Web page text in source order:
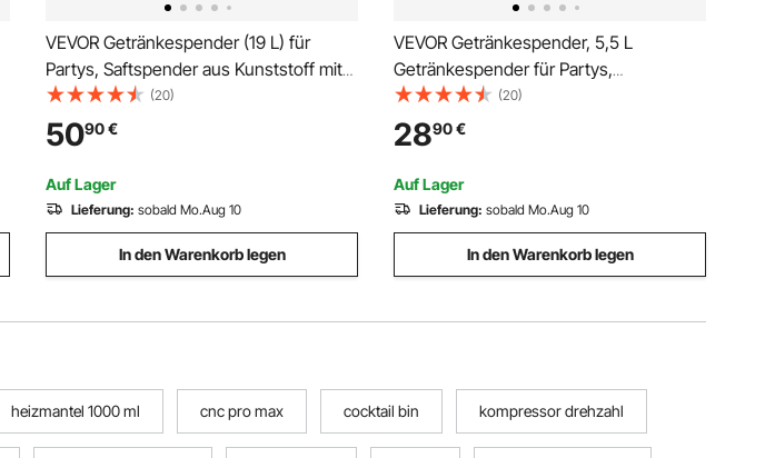
VEVOR Getränkespender (19 L) für
Partys, Saftspender aus Kunststoff mit
tropfsicherem Zapfhahn Wasserspender
für Restaurants Hotels Partys, Limonade
Eistee selbstgemachte Getränke
Spender
(20)
5090€
Auf Lager
Lieferung: sobald Mo.Aug 10
In den Warenkorb legen
VEVOR Getränkespender, 5,5 L
Getränkespender für Partys,
Saftspender aus Glas mit Ständer,
Zapfhahn aus Edelstahl, Eistee-
Limonadensaft-Wasserspender, für
Restaurants, Hotels, Partys
(20)
2890€
Auf Lager
Lieferung: sobald Mo.Aug 10
In den Warenkorb legen
heizmantel 1000 ml cnc pro max cocktail bin kompressor drehzahl